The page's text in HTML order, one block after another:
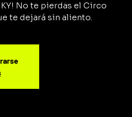
KY! No te pierdas el Circo
te dejará sin aliento.